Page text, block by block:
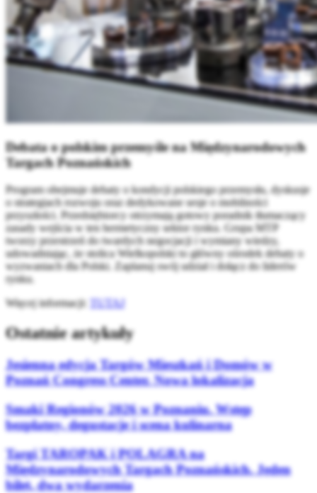
Debata o polskim przemyśle na Międzynarodowych
Targach Poznańskich
Program obejmuje debaty o kondycji polskiego przemysłu, dyskusje
o strategiach rozwoju oraz dedykowane sesje o mobilności
przyszłości. Przedsiębiorcy otrzymają gotowy poradnik tłumaczący
zasady wejścia w ten hermetyczny sektor rynku. Grupa MTP
tworzy przestrzeń do twardych negocjacji i wymiany wiedzy,
udowadniając, że stolica Wielkopolski to główny ośrodek debaty o
wyzwaniach dla Polski. Zaplanuj swój udział i dołącz do liderów
rynku.
Więcej informacji:
TUTAJ
Ostatnie artykuły
Jesienna edycja Targów Mieszkań i Domów w
Poznań Congress Center. Nowa lokalizacja
Smaki Regionów 2026 w Poznaniu. Wstęp
bezpłatny, degustacje i scena kulinarna
Targi TAROPAK i POLAGRA na
Międzynarodowych Targach Poznańskich. Jeden
bilet, dwa wydarzenia